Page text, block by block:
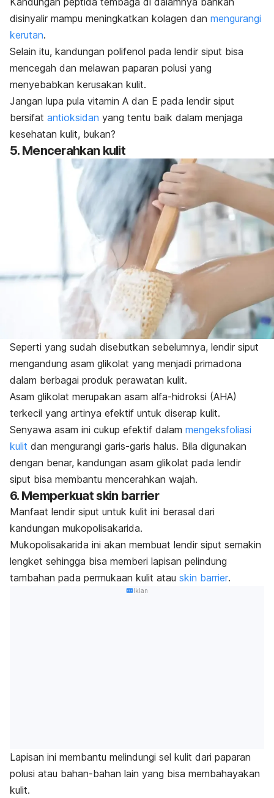
disinyalir mampu meningkatkan kolagen dan mengurangi
kerutan.
Selain itu, kandungan polifenol pada lendir siput bisa
mencegah dan melawan paparan polusi yang
menyebabkan kerusakan kulit.
Jangan lupa pula vitamin A dan E pada lendir siput
bersifat antioksidan yang tentu baik dalam menjaga
kesehatan kulit, bukan?
5. Mencerahkan kulit
Seperti yang sudah disebutkan sebelumnya, lendir siput
mengandung asam glikolat yang menjadi primadona
dalam berbagai produk perawatan kulit.
Asam glikolat merupakan asam alfa-hidroksi (AHA)
terkecil yang artinya efektif untuk diserap kulit.
Senyawa asam ini cukup efektif dalam mengeksfoliasi
kulit dan mengurangi garis-garis halus. Bila digunakan
dengan benar, kandungan asam glikolat pada lendir
siput bisa membantu mencerahkan wajah.
6. Memperkuat skin barrier
Manfaat lendir siput untuk kulit ini berasal dari
kandungan mukopolisakarida.
Mukopolisakarida ini akan membuat lendir siput semakin
lengket sehingga bisa memberi lapisan pelindung
tambahan pada permukaan kulit atau skin barrier.
Iklan
Lapisan ini membantu melindungi sel kulit dari paparan
polusi atau bahan-bahan lain yang bisa membahayakan
kulit.